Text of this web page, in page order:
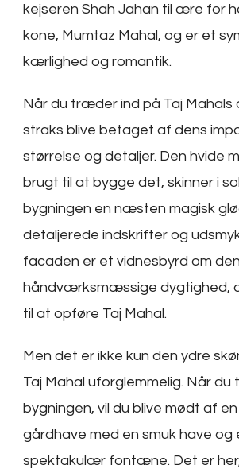
kejseren Shah Jahan til ære for
kone, Mumtaz Mahal, og er et
kærlighed og romantik.
Når du træder ind på Taj Mahals
straks blive betaget af dens
størrelse og detaljer. Den hvide
brugt til at bygge det, skinner i
bygningen en næsten magisk
detaljerede indskrifter og
facaden er et vidnesbyrd om
håndværksmæssige dygtighed,
til at opføre Taj Mahal.
Men det er ikke kun den ydre
Taj Mahal uforglemmelig. Når
bygningen, vil du blive mødt af
gårdhave med en smuk have og
spektakulær fontæne. Det er